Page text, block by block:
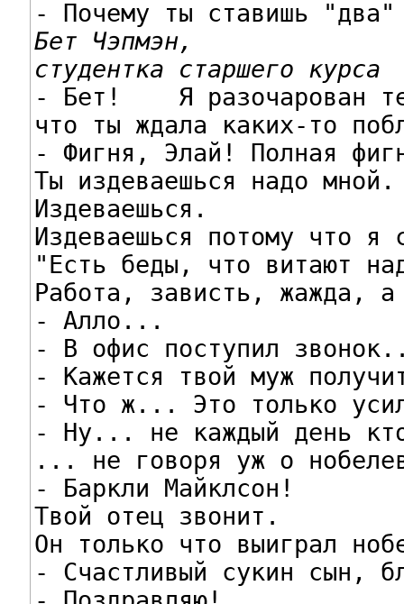
Бет Чэпмэн,
студентка старшего курса
- Бет!    Я разочарован
что ты ждала каких-то
- Фигня, Элай! Полная
Ты издеваешься надо мной.
Издеваешься.
Издеваешься потому что я
"Есть беды, что витают
Работа, зависть, жажда,
- Алло...
- В офис поступил
- Кажется твой муж
- Что ж... Это только
- Ну... не каждый день
... не говоря уж о
- Баркли Майклсон!
Твой отец звонит.
Он только что выиграл
- Счастливый сукин сын,